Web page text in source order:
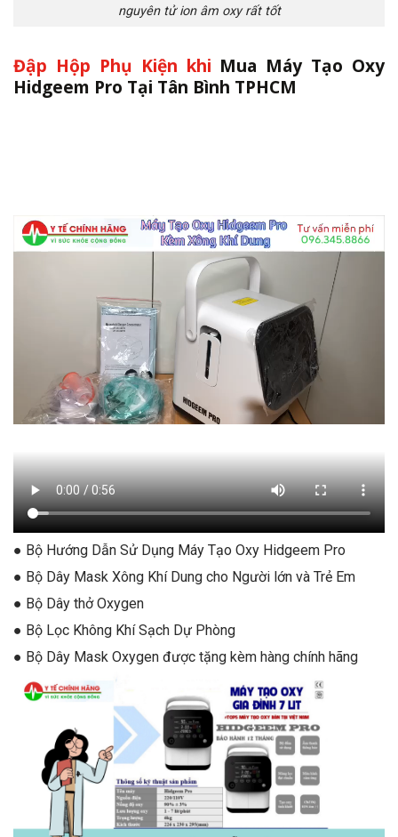
nguyên tử ion âm oxy rất tốt
Đập Hộp Phụ Kiện khi Mua Máy Tạo Oxy
Hidgeem Pro Tại Tân Bình TPHCM
● Bộ Hướng Dẫn Sử Dụng Máy Tạo Oxy Hidgeem Pro
● Bộ Dây Mask Xông Khí Dung cho Người lớn và Trẻ Em
● Bộ Dây thở Oxygen
● Bộ Lọc Không Khí Sạch Dự Phòng
● Bộ Dây Mask Oxygen được tặng kèm hàng chính hãng